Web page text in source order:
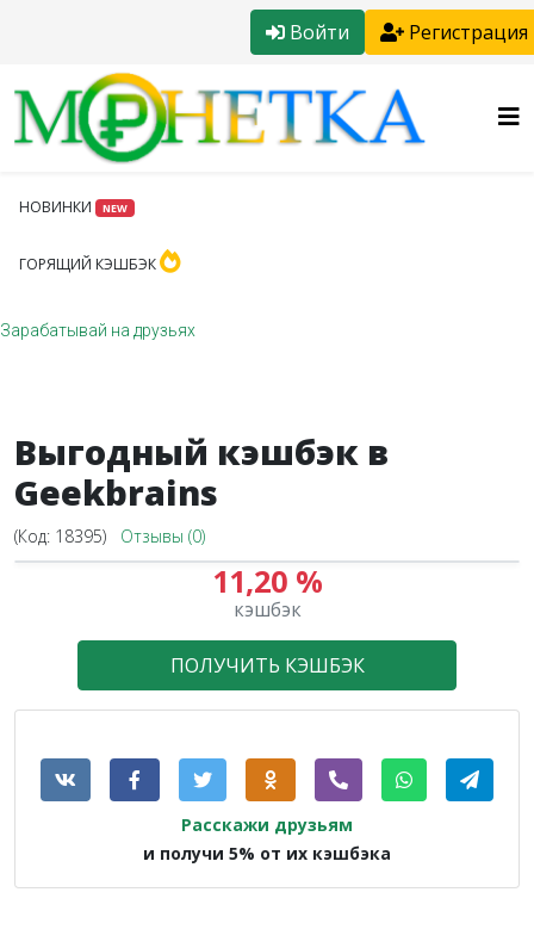
Войти Регистрация
НОВИНКИ NEW
ГОРЯЩИЙ КЭШБЭК
Зарабатывай на друзьях
Выгодный кэшбэк в
Geekbrains
(Код: 18395) Отзывы (0)
11,20 %
кэшбэк
ПОЛУЧИТЬ КЭШБЭК
Расскажи друзьям
и получи 5% от их кэшбэка